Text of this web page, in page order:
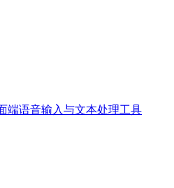
端语音输入与文本处理工具